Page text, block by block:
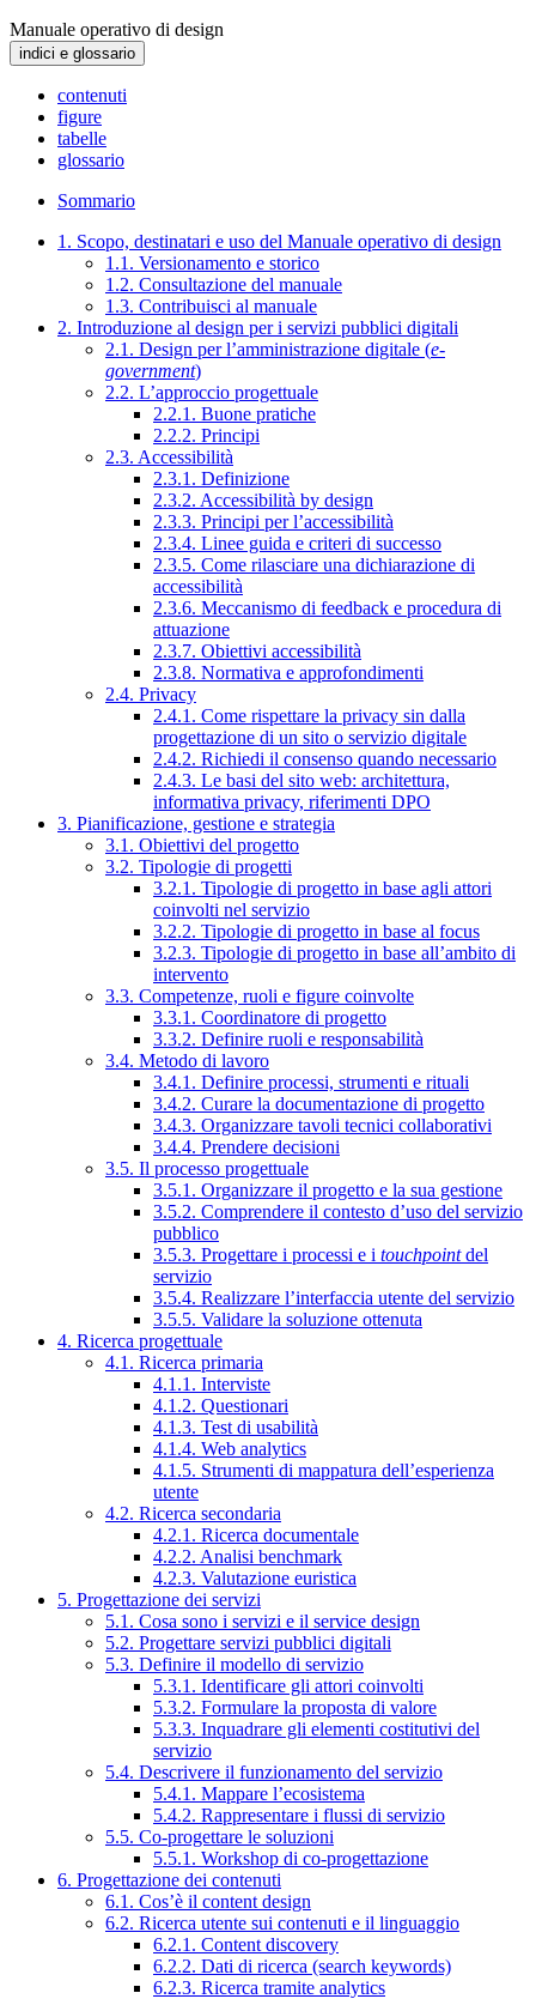
Manuale operativo di design
indici e glossario
contenuti
figure
tabelle
glossario
Sommario
1. Scopo, destinatari e uso del Manuale operativo di design
1.1. Versionamento e storico
1.2. Consultazione del manuale
1.3. Contribuisci al manuale
2. Introduzione al design per i servizi pubblici digitali
2.1. Design per l’amministrazione digitale (e-
government)
2.2. L’approccio progettuale
2.2.1. Buone pratiche
2.2.2. Principi
2.3. Accessibilità
2.3.1. Definizione
2.3.2. Accessibilità by design
2.3.3. Principi per l’accessibilità
2.3.4. Linee guida e criteri di successo
2.3.5. Come rilasciare una dichiarazione di
accessibilità
2.3.6. Meccanismo di feedback e procedura di
attuazione
2.3.7. Obiettivi accessibilità
2.3.8. Normativa e approfondimenti
2.4. Privacy
2.4.1. Come rispettare la privacy sin dalla
progettazione di un sito o servizio digitale
2.4.2. Richiedi il consenso quando necessario
2.4.3. Le basi del sito web: architettura,
informativa privacy, riferimenti DPO
3. Pianificazione, gestione e strategia
3.1. Obiettivi del progetto
3.2. Tipologie di progetti
3.2.1. Tipologie di progetto in base agli attori
coinvolti nel servizio
3.2.2. Tipologie di progetto in base al focus
3.2.3. Tipologie di progetto in base all’ambito di
intervento
3.3. Competenze, ruoli e figure coinvolte
3.3.1. Coordinatore di progetto
3.3.2. Definire ruoli e responsabilità
3.4. Metodo di lavoro
3.4.1. Definire processi, strumenti e rituali
3.4.2. Curare la documentazione di progetto
3.4.3. Organizzare tavoli tecnici collaborativi
3.4.4. Prendere decisioni
3.5. Il processo progettuale
3.5.1. Organizzare il progetto e la sua gestione
3.5.2. Comprendere il contesto d’uso del servizio
pubblico
3.5.3. Progettare i processi e i touchpointdel
servizio
3.5.4. Realizzare l’interfaccia utente del servizio
3.5.5. Validare la soluzione ottenuta
4. Ricerca progettuale
4.1. Ricerca primaria
4.1.1. Interviste
4.1.2. Questionari
4.1.3. Test di usabilità
4.1.4. Web analytics
4.1.5. Strumenti di mappatura dell’esperienza
utente
4.2. Ricerca secondaria
4.2.1. Ricerca documentale
4.2.2. Analisi benchmark
4.2.3. Valutazione euristica
5. Progettazione dei servizi
5.1. Cosa sono i servizi e il service design
5.2. Progettare servizi pubblici digitali
5.3. Definire il modello di servizio
5.3.1. Identificare gli attori coinvolti
5.3.2. Formulare la proposta di valore
5.3.3. Inquadrare gli elementi costitutivi del
servizio
5.4. Descrivere il funzionamento del servizio
5.4.1. Mappare l’ecosistema
5.4.2. Rappresentare i flussi di servizio
5.5. Co-progettare le soluzioni
5.5.1. Workshop di co-progettazione
6. Progettazione dei contenuti
6.1. Cos’è il content design
6.2. Ricerca utente sui contenuti e il linguaggio
6.2.1. Content discovery
6.2.2. Dati di ricerca (search keywords)
6.2.3. Ricerca tramite analytics